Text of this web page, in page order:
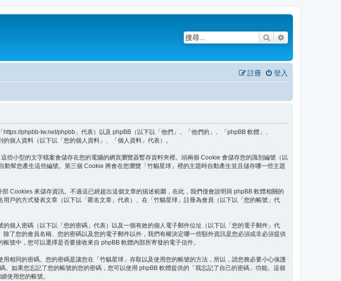
搜尋
登入
註冊
phpbb-tw.net/phpbb」代表）以及 phpBB（以下以「他們」、「他們的」、「phpBB 軟體」、
個人資料（以下以「您的個人資料」、「個人資料」代表）。
小型的文字檔案會儲存在您的電腦的網頁瀏覽器暫存資料夾裡。頭兩個 Cookie 會儲存您的識別編號（以
幫您產生這些編號。第三個 Cookie 將會在您瀏覽「竹貓星球」裡的主題時自動產生並且儲存哪一些主題
Cookies 來儲存資訊。不過這已經超出這個文章的描述範圍，在此，我們僅會說明與 phpBB 軟體相關的
戶的方式發表文章（以下以「匿名文章」代表）、在「竹貓星球」註冊為會員（以下以「您的帳號」代
個人密碼（以下以「您的密碼」代表）以及一個有效的個人電子郵件位址（以下以「您的電子郵件」代
了您的會員名稱、您的密碼以及您的電子郵件以外，我們有權決定哪一些額外資訊是您必須或非必須提供
號中，您可以選擇是否要接收來自 phpBB 軟體內部所寄發的電子信件。
相同的密碼。您的密碼是讓您在「竹貓星球」存取以及使用您的帳號的方法，所以，請您務必要小心保護
如果您忘記了您的帳號的您的密碼，您可以使用 phpBB 軟體提供的「我忘記了自己的密碼」功能。這個
使用您的帳號。